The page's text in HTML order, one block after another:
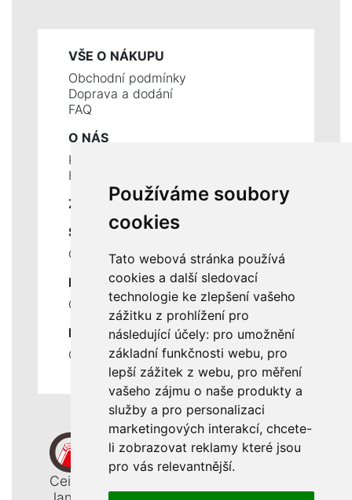
Používáme soubory
cookies
Tato webová stránka používá
cookies a další sledovací
technologie ke zlepšení vašeho
zážitku z prohlížení pro
následující účely: pro umožnění
základní funkčnosti webu, pro
lepší zážitek z webu, pro měření
vašeho zájmu o naše produkty a
služby a pro personalizaci
marketingových interakcí, chcete-
li zobrazovat reklamy které jsou
pro vás relevantnější.
VŠE O NÁKUPU
Obchodní podmínky
Doprava a dodání
FAQ
O NÁS
Kontakty
Historie a současnost
ZÁKLADNÍ ÚDAJE
SLUŽBY
Ceník servisních prací
DŮLEŽITÉ INFORMACE
Ochrana osobních údajů
RYCHLÉ ODKAZY
Odstoupení od smlouvy
Ceiba, s. r. o.